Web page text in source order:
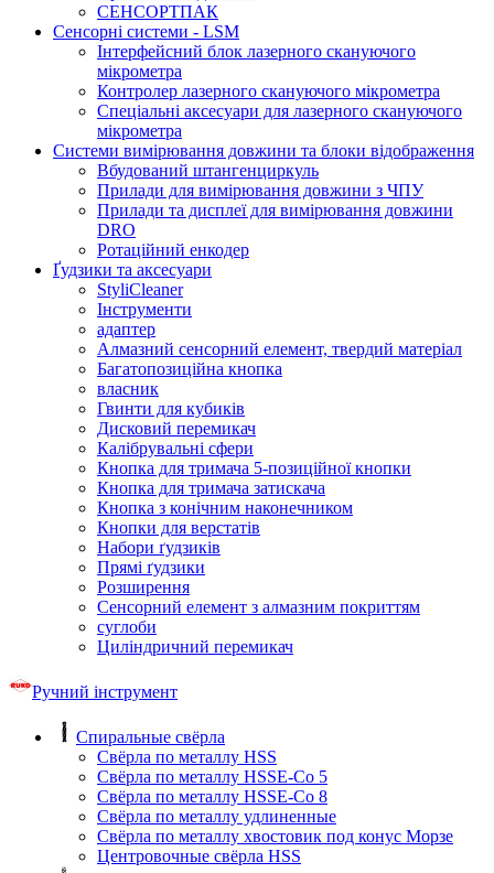
СЕНСОРТПАК
Сенсорні системи - LSM
Інтерфейсний блок лазерного скануючого
мікрометра
Контролер лазерного скануючого мікрометра
Спеціальні аксесуари для лазерного скануючого
мікрометра
Системи вимірювання довжини та блоки відображення
Вбудований штангенциркуль
Прилади для вимірювання довжини з ЧПУ
Прилади та дисплеї для вимірювання довжини
DRO
Ротаційний енкодер
Ґудзики та аксесуари
StyliCleaner
Інструменти
адаптер
Алмазний сенсорний елемент, твердий матеріал
Багатопозиційна кнопка
власник
Гвинти для кубиків
Дисковий перемикач
Калібрувальні сфери
Кнопка для тримача 5-позиційної кнопки
Кнопка для тримача затискача
Кнопка з конічним наконечником
Кнопки для верстатів
Набори ґудзиків
Прямі ґудзики
Розширення
Сенсорний елемент з алмазним покриттям
суглоби
Циліндричний перемикач
Ручний інструмент
Спиральные свёрла
Свёрла по металлу HSS
Свёрла по металлу HSSE-Co 5
Свёрла по металлу HSSE-Co 8
Свёрла по металлу удлиненные
Свёрла по металлу хвостовик под конус Морзе
Центровочные свёрла HSS